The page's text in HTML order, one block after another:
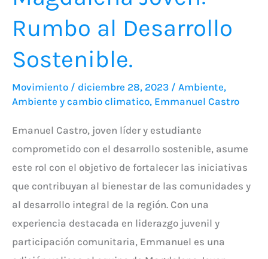
Rumbo al Desarrollo
Sostenible.
Movimiento / diciembre 28, 2023 / Ambiente,
Ambiente y cambio climatico, Emmanuel Castro
Emanuel Castro, joven líder y estudiante
comprometido con el desarrollo sostenible, asume
este rol con el objetivo de fortalecer las iniciativas
que contribuyan al bienestar de las comunidades y
al desarrollo integral de la región. Con una
experiencia destacada en liderazgo juvenil y
participación comunitaria, Emmanuel es una